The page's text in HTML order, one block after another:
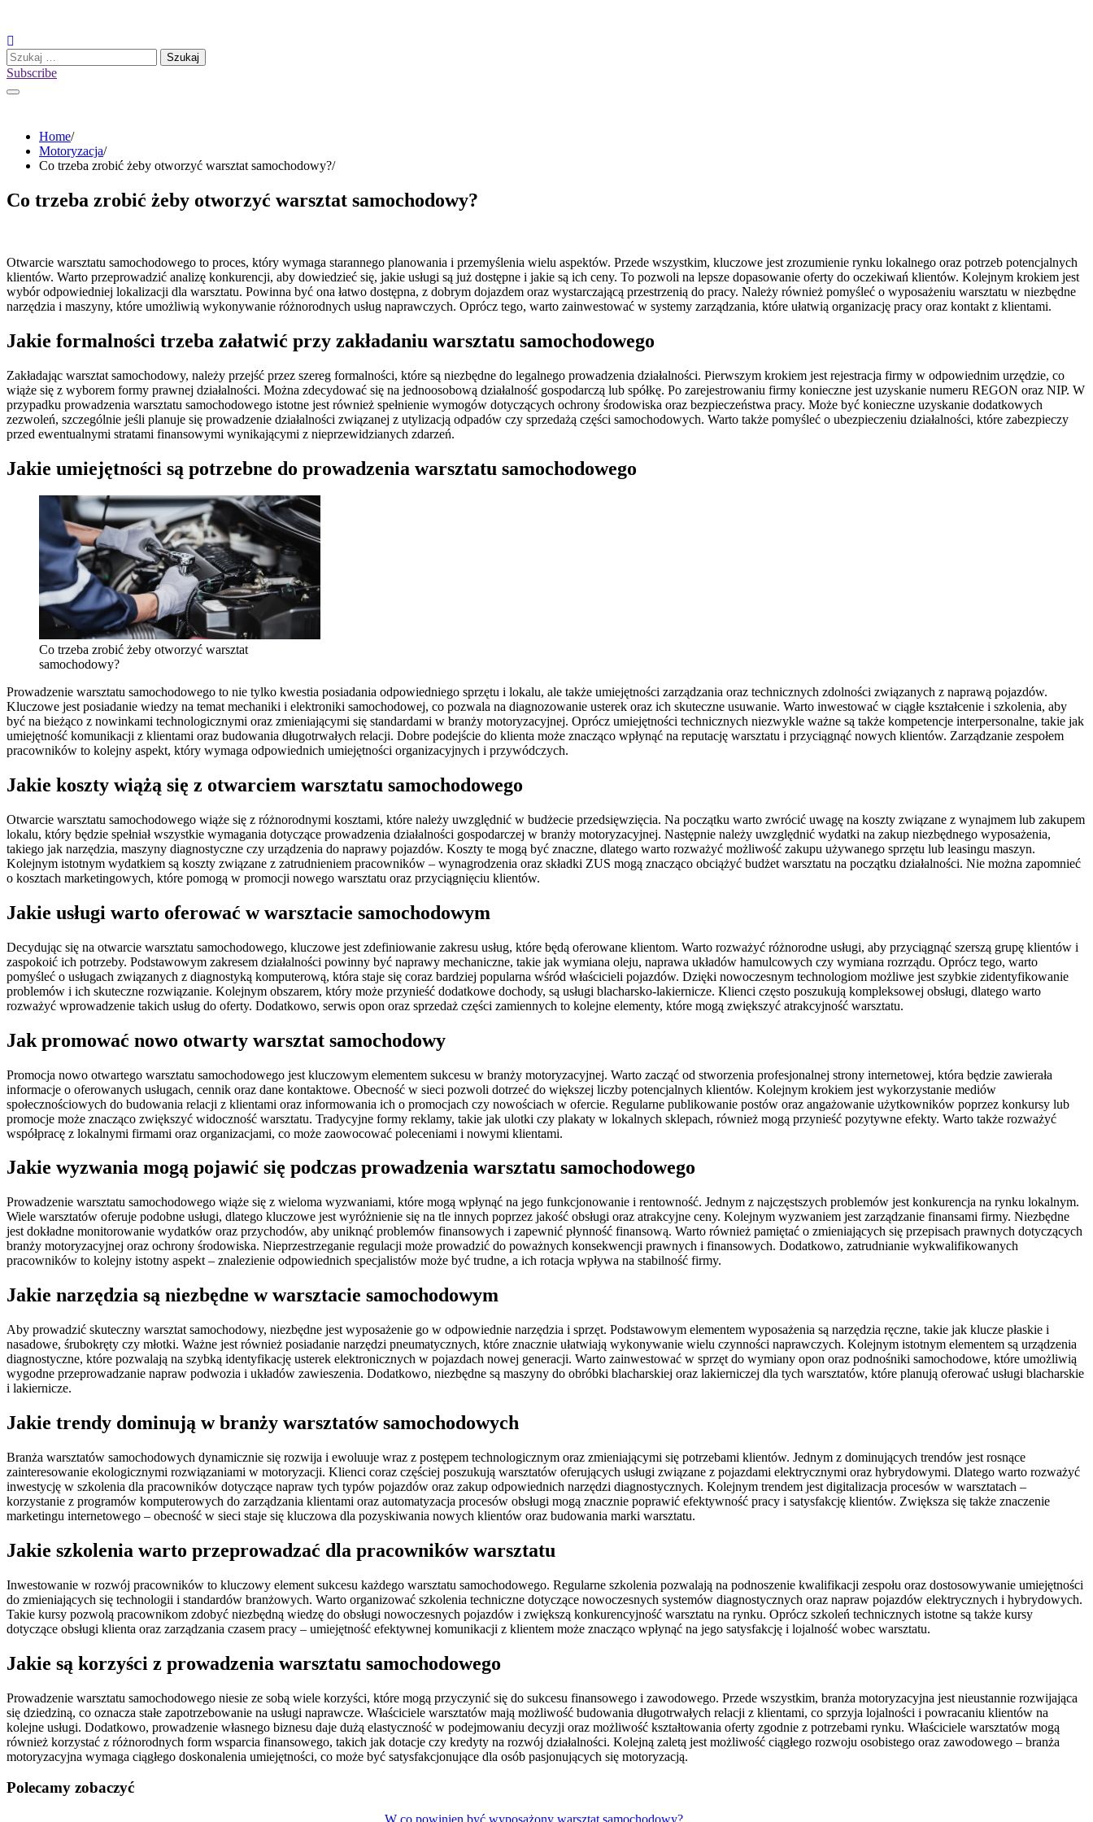
content
Szukaj:
Subscribe
Home
Motoryzacja
Co trzeba zrobić żeby otworzyć warsztat samochodowy?
Co trzeba zrobić żeby otworzyć warsztat samochodowy?
Otwarcie warsztatu samochodowego to proces, który wymaga starannego planowania i przemyślenia wielu aspektów. Przede wszystkim, kluczowe jest zrozumienie rynku lokalnego oraz potrzeb potencjalnych
klientów. Warto przeprowadzić analizę konkurencji, aby dowiedzieć się, jakie usługi są już dostępne i jakie są ich ceny. To pozwoli na lepsze dopasowanie oferty do oczekiwań klientów. Kolejnym krokiem jest
wybór odpowiedniej lokalizacji dla warsztatu. Powinna być ona łatwo dostępna, z dobrym dojazdem oraz wystarczającą przestrzenią do pracy. Należy również pomyśleć o wyposażeniu warsztatu w niezbędne
narzędzia i maszyny, które umożliwią wykonywanie różnorodnych usług naprawczych. Oprócz tego, warto zainwestować w systemy zarządzania, które ułatwią organizację pracy oraz kontakt z klientami.
Jakie formalności trzeba załatwić przy zakładaniu warsztatu samochodowego
Zakładając warsztat samochodowy, należy przejść przez szereg formalności, które są niezbędne do legalnego prowadzenia działalności. Pierwszym krokiem jest rejestracja firmy w odpowiednim urzędzie, co
wiąże się z wyborem formy prawnej działalności. Można zdecydować się na jednoosobową działalność gospodarczą lub spółkę. Po zarejestrowaniu firmy konieczne jest uzyskanie numeru REGON oraz NIP. W
przypadku prowadzenia warsztatu samochodowego istotne jest również spełnienie wymogów dotyczących ochrony środowiska oraz bezpieczeństwa pracy. Może być konieczne uzyskanie dodatkowych
zezwoleń, szczególnie jeśli planuje się prowadzenie działalności związanej z utylizacją odpadów czy sprzedażą części samochodowych. Warto także pomyśleć o ubezpieczeniu działalności, które zabezpieczy
przed ewentualnymi stratami finansowymi wynikającymi z nieprzewidzianych zdarzeń.
Jakie umiejętności są potrzebne do prowadzenia warsztatu samochodowego
Co trzeba zrobić żeby otworzyć warsztat
samochodowy?
Prowadzenie warsztatu samochodowego to nie tylko kwestia posiadania odpowiedniego sprzętu i lokalu, ale także umiejętności zarządzania oraz technicznych zdolności związanych z naprawą pojazdów.
Kluczowe jest posiadanie wiedzy na temat mechaniki i elektroniki samochodowej, co pozwala na diagnozowanie usterek oraz ich skuteczne usuwanie. Warto inwestować w ciągłe kształcenie i szkolenia, aby
być na bieżąco z nowinkami technologicznymi oraz zmieniającymi się standardami w branży motoryzacyjnej. Oprócz umiejętności technicznych niezwykle ważne są także kompetencje interpersonalne, takie jak
umiejętność komunikacji z klientami oraz budowania długotrwałych relacji. Dobre podejście do klienta może znacząco wpłynąć na reputację warsztatu i przyciągnąć nowych klientów. Zarządzanie zespołem
pracowników to kolejny aspekt, który wymaga odpowiednich umiejętności organizacyjnych i przywódczych.
Jakie koszty wiążą się z otwarciem warsztatu samochodowego
Otwarcie warsztatu samochodowego wiąże się z różnorodnymi kosztami, które należy uwzględnić w budżecie przedsięwzięcia. Na początku warto zwrócić uwagę na koszty związane z wynajmem lub zakupem
lokalu, który będzie spełniał wszystkie wymagania dotyczące prowadzenia działalności gospodarczej w branży motoryzacyjnej. Następnie należy uwzględnić wydatki na zakup niezbędnego wyposażenia,
takiego jak narzędzia, maszyny diagnostyczne czy urządzenia do naprawy pojazdów. Koszty te mogą być znaczne, dlatego warto rozważyć możliwość zakupu używanego sprzętu lub leasingu maszyn.
Kolejnym istotnym wydatkiem są koszty związane z zatrudnieniem pracowników – wynagrodzenia oraz składki ZUS mogą znacząco obciążyć budżet warsztatu na początku działalności. Nie można zapomnieć
o kosztach marketingowych, które pomogą w promocji nowego warsztatu oraz przyciągnięciu klientów.
Jakie usługi warto oferować w warsztacie samochodowym
Decydując się na otwarcie warsztatu samochodowego, kluczowe jest zdefiniowanie zakresu usług, które będą oferowane klientom. Warto rozważyć różnorodne usługi, aby przyciągnąć szerszą grupę klientów i
zaspokoić ich potrzeby. Podstawowym zakresem działalności powinny być naprawy mechaniczne, takie jak wymiana oleju, naprawa układów hamulcowych czy wymiana rozrządu. Oprócz tego, warto
pomyśleć o usługach związanych z diagnostyką komputerową, która staje się coraz bardziej popularna wśród właścicieli pojazdów. Dzięki nowoczesnym technologiom możliwe jest szybkie zidentyfikowanie
problemów i ich skuteczne rozwiązanie. Kolejnym obszarem, który może przynieść dodatkowe dochody, są usługi blacharsko-lakiernicze. Klienci często poszukują kompleksowej obsługi, dlatego warto
rozważyć wprowadzenie takich usług do oferty. Dodatkowo, serwis opon oraz sprzedaż części zamiennych to kolejne elementy, które mogą zwiększyć atrakcyjność warsztatu.
Jak promować nowo otwarty warsztat samochodowy
Promocja nowo otwartego warsztatu samochodowego jest kluczowym elementem sukcesu w branży motoryzacyjnej. Warto zacząć od stworzenia profesjonalnej strony internetowej, która będzie zawierała
informacje o oferowanych usługach, cennik oraz dane kontaktowe. Obecność w sieci pozwoli dotrzeć do większej liczby potencjalnych klientów. Kolejnym krokiem jest wykorzystanie mediów
społecznościowych do budowania relacji z klientami oraz informowania ich o promocjach czy nowościach w ofercie. Regularne publikowanie postów oraz angażowanie użytkowników poprzez konkursy lub
promocje może znacząco zwiększyć widoczność warsztatu. Tradycyjne formy reklamy, takie jak ulotki czy plakaty w lokalnych sklepach, również mogą przynieść pozytywne efekty. Warto także rozważyć
współpracę z lokalnymi firmami oraz organizacjami, co może zaowocować poleceniami i nowymi klientami.
Jakie wyzwania mogą pojawić się podczas prowadzenia warsztatu samochodowego
Prowadzenie warsztatu samochodowego wiąże się z wieloma wyzwaniami, które mogą wpłynąć na jego funkcjonowanie i rentowność. Jednym z najczęstszych problemów jest konkurencja na rynku lokalnym.
Wiele warsztatów oferuje podobne usługi, dlatego kluczowe jest wyróżnienie się na tle innych poprzez jakość obsługi oraz atrakcyjne ceny. Kolejnym wyzwaniem jest zarządzanie finansami firmy. Niezbędne
jest dokładne monitorowanie wydatków oraz przychodów, aby uniknąć problemów finansowych i zapewnić płynność finansową. Warto również pamiętać o zmieniających się przepisach prawnych dotyczących
branży motoryzacyjnej oraz ochrony środowiska. Nieprzestrzeganie regulacji może prowadzić do poważnych konsekwencji prawnych i finansowych. Dodatkowo, zatrudnianie wykwalifikowanych
pracowników to kolejny istotny aspekt – znalezienie odpowiednich specjalistów może być trudne, a ich rotacja wpływa na stabilność firmy.
Jakie narzędzia są niezbędne w warsztacie samochodowym
Aby prowadzić skuteczny warsztat samochodowy, niezbędne jest wyposażenie go w odpowiednie narzędzia i sprzęt. Podstawowym elementem wyposażenia są narzędzia ręczne, takie jak klucze płaskie i
nasadowe, śrubokręty czy młotki. Ważne jest również posiadanie narzędzi pneumatycznych, które znacznie ułatwiają wykonywanie wielu czynności naprawczych. Kolejnym istotnym elementem są urządzenia
diagnostyczne, które pozwalają na szybką identyfikację usterek elektronicznych w pojazdach nowej generacji. Warto zainwestować w sprzęt do wymiany opon oraz podnośniki samochodowe, które umożliwią
wygodne przeprowadzanie napraw podwozia i układów zawieszenia. Dodatkowo, niezbędne są maszyny do obróbki blacharskiej oraz lakierniczej dla tych warsztatów, które planują oferować usługi blacharskie
i lakiernicze.
Jakie trendy dominują w branży warsztatów samochodowych
Branża warsztatów samochodowych dynamicznie się rozwija i ewoluuje wraz z postępem technologicznym oraz zmieniającymi się potrzebami klientów. Jednym z dominujących trendów jest rosnące
zainteresowanie ekologicznymi rozwiązaniami w motoryzacji. Klienci coraz częściej poszukują warsztatów oferujących usługi związane z pojazdami elektrycznymi oraz hybrydowymi. Dlatego warto rozważyć
inwestycję w szkolenia dla pracowników dotyczące napraw tych typów pojazdów oraz zakup odpowiednich narzędzi diagnostycznych. Kolejnym trendem jest digitalizacja procesów w warsztatach –
korzystanie z programów komputerowych do zarządzania klientami oraz automatyzacja procesów obsługi mogą znacznie poprawić efektywność pracy i satysfakcję klientów. Zwiększa się także znaczenie
marketingu internetowego – obecność w sieci staje się kluczowa dla pozyskiwania nowych klientów oraz budowania marki warsztatu.
Jakie szkolenia warto przeprowadzać dla pracowników warsztatu
Inwestowanie w rozwój pracowników to kluczowy element sukcesu każdego warsztatu samochodowego. Regularne szkolenia pozwalają na podnoszenie kwalifikacji zespołu oraz dostosowywanie umiejętności
do zmieniających się technologii i standardów branżowych. Warto organizować szkolenia techniczne dotyczące nowoczesnych systemów diagnostycznych oraz napraw pojazdów elektrycznych i hybrydowych.
Takie kursy pozwolą pracownikom zdobyć niezbędną wiedzę do obsługi nowoczesnych pojazdów i zwiększą konkurencyjność warsztatu na rynku. Oprócz szkoleń technicznych istotne są także kursy
dotyczące obsługi klienta oraz zarządzania czasem pracy – umiejętność efektywnej komunikacji z klientem może znacząco wpłynąć na jego satysfakcję i lojalność wobec warsztatu.
Jakie są korzyści z prowadzenia warsztatu samochodowego
Prowadzenie warsztatu samochodowego niesie ze sobą wiele korzyści, które mogą przyczynić się do sukcesu finansowego i zawodowego. Przede wszystkim, branża motoryzacyjna jest nieustannie rozwijająca
się dziedziną, co oznacza stałe zapotrzebowanie na usługi naprawcze. Właściciele warsztatów mają możliwość budowania długotrwałych relacji z klientami, co sprzyja lojalności i powracaniu klientów na
kolejne usługi. Dodatkowo, prowadzenie własnego biznesu daje dużą elastyczność w podejmowaniu decyzji oraz możliwość kształtowania oferty zgodnie z potrzebami rynku. Właściciele warsztatów mogą
również korzystać z różnorodnych form wsparcia finansowego, takich jak dotacje czy kredyty na rozwój działalności. Kolejną zaletą jest możliwość ciągłego rozwoju osobistego oraz zawodowego – branża
motoryzacyjna wymaga ciągłego doskonalenia umiejętności, co może być satysfakcjonujące dla osób pasjonujących się motoryzacją.
Polecamy zobaczyć
W co powinien być wyposażony warsztat samochodowy?